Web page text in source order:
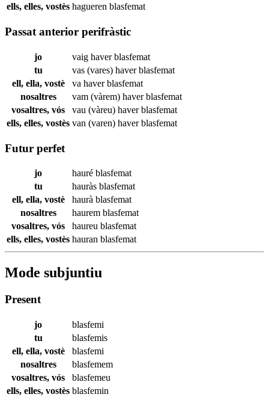
ells, elles, vostès hagueren blasfemat
Passat anterior perifràstic
jo vaig haverblasfemat
tu
vas (vares) haverblasfemat
ell, ella, vostè
va haverblasfemat
nosaltres
vam (vàrem) haverblasfemat
vosaltres, vós
vau (vàreu) haverblasfemat
ells, elles, vostès van (varen) haverblasfemat
Futur perfet
jo hauré blasfemat
tu
hauràs blasfemat
ell, ella, vostè
haurà blasfemat
nosaltres
haurem blasfemat
vosaltres, vós
haureu blasfemat
ells, elles, vostès hauran blasfemat
Mode subjuntiu
Present
jo
blasfemi
tu
blasfemis
ell, ella, vostè
blasfemi
nosaltres
blasfemem
vosaltres, vós
blasfemeu
ells, elles, vostès blasfemin